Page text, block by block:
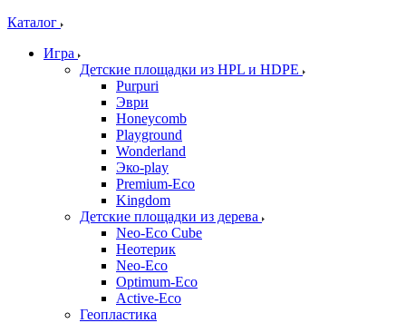
Каталог
Игра
Детские площадки из HPL и HDPE
Purpuri
Эври
Honeycomb
Playground
Wonderland
Эко-play
Premium-Eco
Kingdom
Детские площадки из дерева
Neo-Eco Cube
Неотерик
Neo-Eco
Оptimum-Еco
Active-Eco
Геопластика